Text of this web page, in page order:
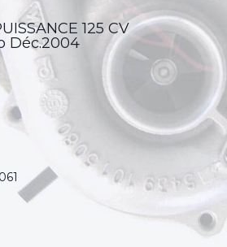
125 CV
Déc.2004